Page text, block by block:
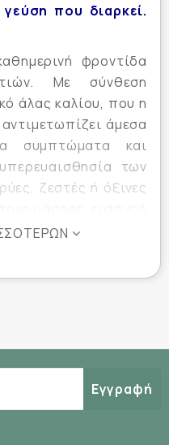
που διαρκεί.
φροντίδα
Με σύνθεση
άλας καλίου, που η
άμεσα
συμπτώματα και
των
ζεστές ή όξινες
Εγγραφή